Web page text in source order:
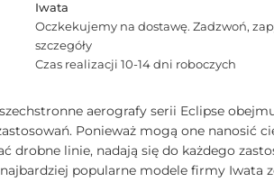
Iwata
Oczkekujemy na dostawę. Zadzwoń,
szczegóły
Czas realizacji 10-14 dni roboczych
aerografy serii Eclipse
Ponieważ mogą one nanosić
drobne linie, nadają się do każdego
popularne modele firmy Iwata